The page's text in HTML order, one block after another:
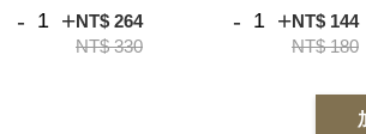
- +NT$ 264
NT$ 330
- +NT$ 144
NT$ 180